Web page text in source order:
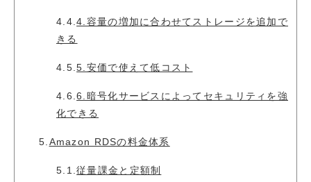
4.4.4.容量の増加に合わせてストレージを追加で
きる
4.5.5.安価で使えて低コスト
4.6.6.暗号化サービスによってセキュリティを強
化できる
5.Amazon RDSの料金体系
5.1.従量課金と定額制